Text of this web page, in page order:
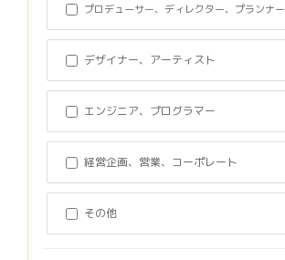
プロデューサー、ディレクター、プランナー
デザイナー、アーティスト
エンジニア、プログラマー
経営企画、営業、コーポレート
その他